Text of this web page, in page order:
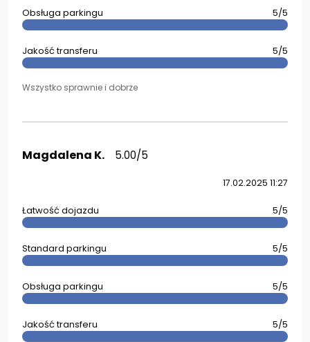
Obsługa parkingu 5/5
Jakość transferu 5/5
Wszystko sprawnie i dobrze
Magdalena K. 5.00/5
17.02.2025 11:27
Łatwość dojazdu 5/5
Standard parkingu 5/5
Obsługa parkingu 5/5
Jakość transferu 5/5